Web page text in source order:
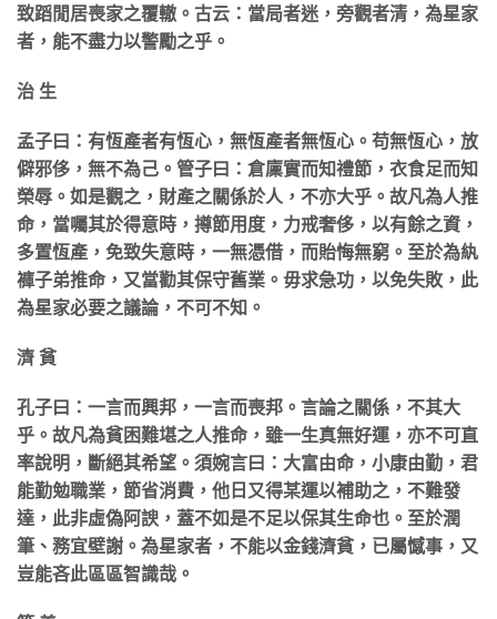
致蹈閒居喪家之覆轍。古云：當局者迷，旁觀者清，為星家
者，能不盡力以警勵之乎。
治 生
孟子曰：有恆產者有恆心，無恆產者無恆心。苟無恆心，放
僻邪侈，無不為己。管子曰：倉廩實而知禮節，衣食足而知
榮辱。如是觀之，財產之關係於人，不亦大乎。故凡為人推
命，當囑其於得意時，撙節用度，力戒奢侈，以有餘之資，
多置恆產，免致失意時，一無憑借，而貽悔無窮。至於為紈
褲子弟推命，又當勸其保守舊業。毋求急功，以免失敗，此
為星家必要之議論，不可不知。
濟 貧
孔子曰：一言而興邦，一言而喪邦。言論之關係，不其大
乎。故凡為貧困難堪之人推命，雖一生真無好運，亦不可直
率說明，斷絕其希望。須婉言曰：大富由命，小康由勤，君
能勤勉職業，節省消費，他日又得某運以補助之，不難發
達，此非虛偽阿諛，蓋不如是不足以保其生命也。至於潤
筆、務宜壁謝。為星家者，不能以金錢濟貧，已屬憾事，又
豈能吝此區區智識哉。